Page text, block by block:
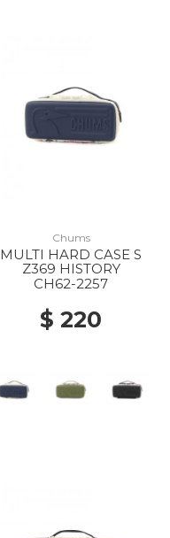
Chums
MULTI HARD CASE S
Z369 HISTORY
CH62-2257
$ 220